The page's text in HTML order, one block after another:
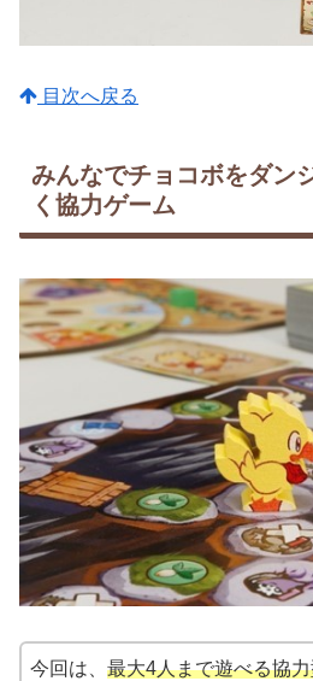
目次へ戻る
みんなでチョコボをダン
く協力ゲーム
今回は、 最大4人まで遊べる協